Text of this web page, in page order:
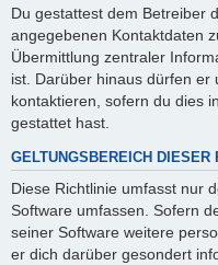
Du gestattest dem Betreiber
angegebenen Kontaktdaten
Übermittlung zentraler
ist. Darüber hinaus dürfen er
kontaktieren, sofern du dies
gestattet hast.
GELTUNGSBEREICH DIESER
Diese Richtlinie umfasst nur
Software umfassen. Sofern
seiner Software weitere
er dich darüber gesondert